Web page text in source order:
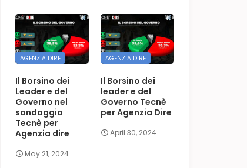
AGENZIA DIRE
Il Borsino dei
Leader e del
Governo nel
sondaggio
Tecnè per
Agenzia dire
May 21, 2024
AGENZIA DIRE
Il Borsino dei
leader e del
Governo Tecnè
per Agenzia Dire
April 30, 2024